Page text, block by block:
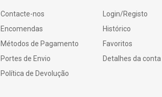
Contacte-nos
Encomendas
Métodos de Pagamento
Portes de Envio
Política de Devolução
Login/Registo
Histórico
Favoritos
Detalhes da conta